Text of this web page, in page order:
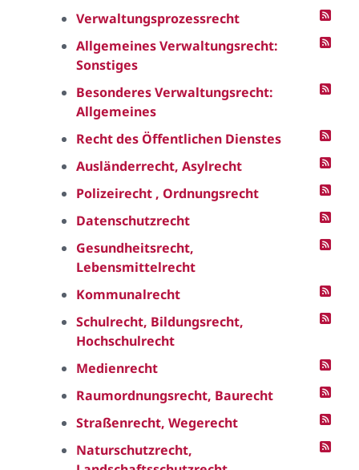
Verwaltungsprozessrecht
Allgemeines Verwaltungsrecht:
Sonstiges
Besonderes Verwaltungsrecht:
Allgemeines
Recht des Öffentlichen Dienstes
Ausländerrecht, Asylrecht
Polizeirecht , Ordnungsrecht
Datenschutzrecht
Gesundheitsrecht,
Lebensmittelrecht
Kommunalrecht
Schulrecht, Bildungsrecht,
Hochschulrecht
Medienrecht
Raumordnungsrecht, Baurecht
Straßenrecht, Wegerecht
Naturschutzrecht,